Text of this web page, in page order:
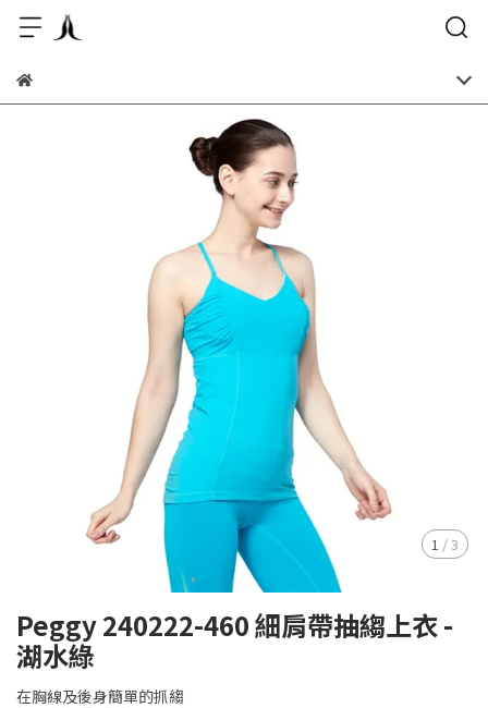
1 /3
Peggy 240222-460 細肩帶抽縐上衣 -
湖水綠
在胸線及後身簡單的抓縐